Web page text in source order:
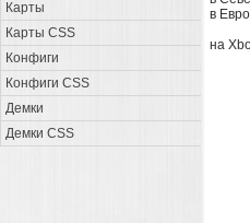
Карты
Карты CSS
Конфиги
Конфиги CSS
Демки
Демки CSS
в
на